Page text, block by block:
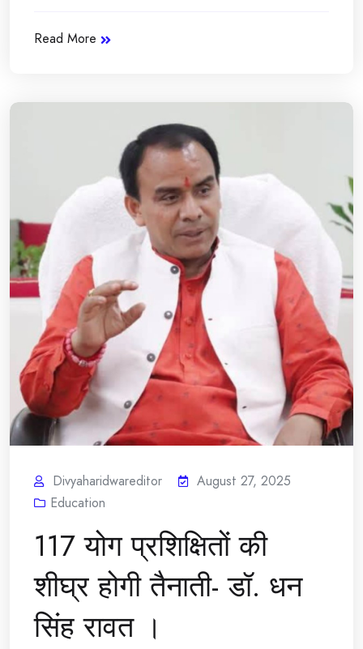
Read More
Divyaharidwareditor
August 27, 2025
Education
117 योग प्रशिक्षितों की
शीघ्र होगी तैनाती- डॉ. धन
सिंह रावत ।